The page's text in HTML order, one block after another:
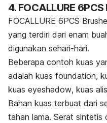
4. FOCALLURE
FOCALLURE 6PCS
yang terdiri dari enam
digunakan sehari-hari.
Beberapa contoh kuas
adalah kuas foundation,
kuas eyeshadow, kuas
Bahan kuas terbuat dari
tahan lama. Serat sintetis